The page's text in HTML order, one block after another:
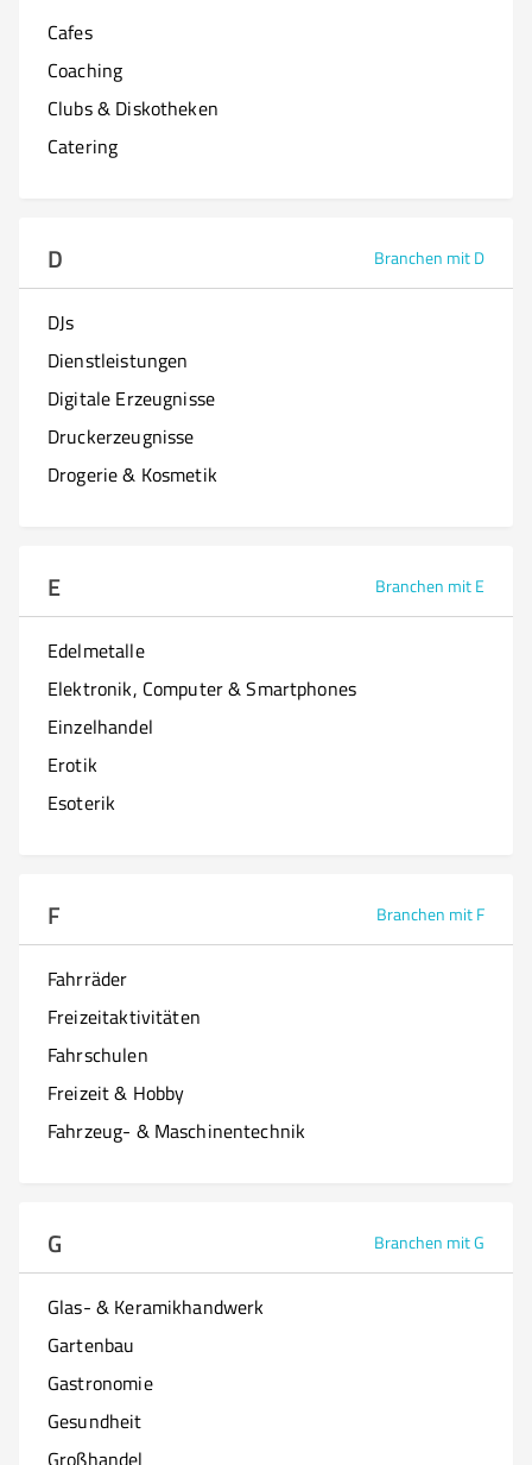
Cafes
Coaching
Clubs & Diskotheken
Catering
D Branchen mit D
DJs
Dienstleistungen
Digitale Erzeugnisse
Druckerzeugnisse
Drogerie & Kosmetik
E Branchen mit E
Edelmetalle
Elektronik, Computer & Smartphones
Einzelhandel
Erotik
Esoterik
F Branchen mit F
Fahrräder
Freizeitaktivitäten
Fahrschulen
Freizeit & Hobby
Fahrzeug- & Maschinentechnik
G Branchen mit G
Glas- & Keramikhandwerk
Gartenbau
Gastronomie
Gesundheit
Großhandel